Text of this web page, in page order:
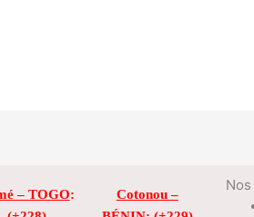
– TOGO:
Cotonou –